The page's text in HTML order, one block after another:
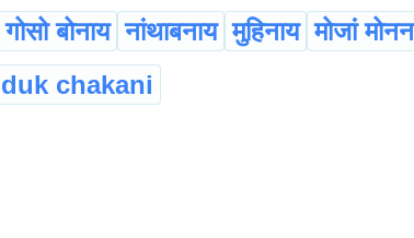
गोसो बोनाय नांथाबनाय मुहिनाय मोजां
duk chakani